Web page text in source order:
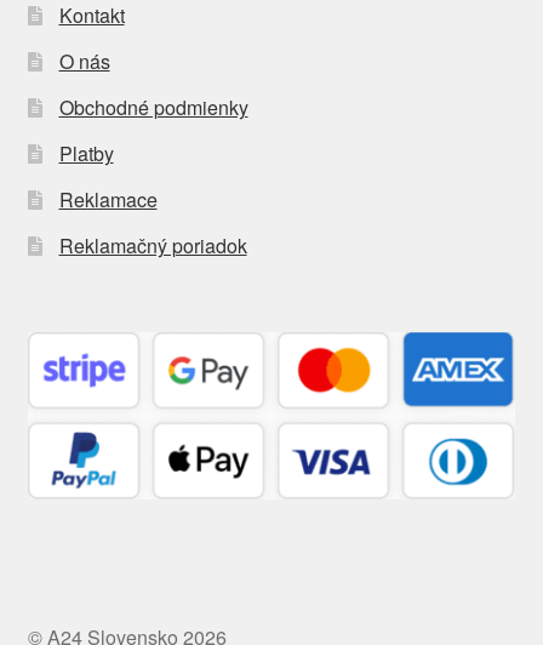
Kontakt
O nás
Obchodné podmienky
Platby
Reklamace
Reklamačný poriadok
© A24 Slovensko 2026